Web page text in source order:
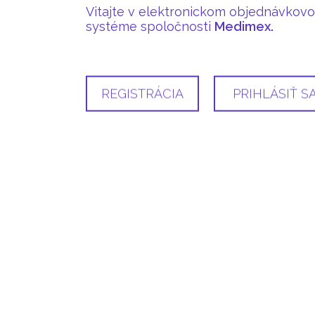
Vitajte v elektronickom
systéme spoločnosti Medimex.
REGISTRÁCIA PRIHLÁSIŤ